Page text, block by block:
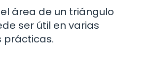
área de un triángulo
ser útil en varias
prácticas.